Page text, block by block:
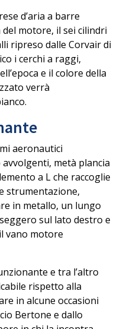
d’aria a barre
motore, il sei cilindri
ripreso dalle Corvair di
i cerchi a raggi,
e il colore della
verrà
aeronautici
metà plancia
a L che raccoglie
strumentazione,
in metallo, un lungo
sul lato destro e
vano motore
e tra l’altro
rispetto alla
in alcune occasioni
Bertone e dallo